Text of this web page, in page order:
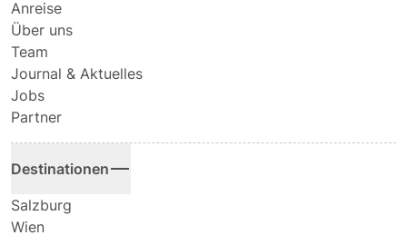
Anreise
Über uns
Team
Journal & Aktuelles
Jobs
Partner
Destinationen
Salzburg
Wien